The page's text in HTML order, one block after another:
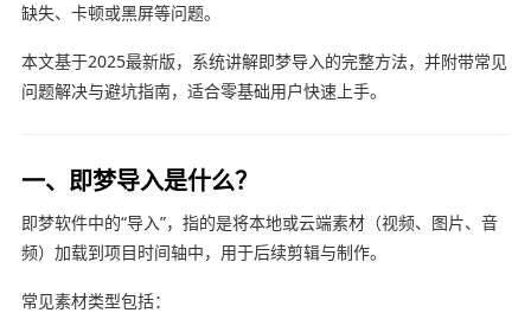
缺失、卡顿或黑屏等问题。
本文基于2025最新版，系统讲解即梦导入的完整方法，并附带常见
问题解决与避坑指南，适合零基础用户快速上手。
一、即梦导入是什么？
即梦软件中的“导入”，指的是将本地或云端素材（视频、图片、音
频）加载到项目时间轴中，用于后续剪辑与制作。
常见素材类型包括：